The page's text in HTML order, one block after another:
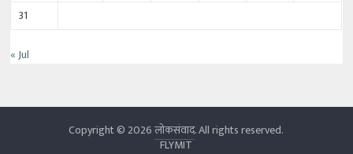
31
« Jul
Copyright © 2026लोकसंवाद. All rights reserved.
FLYMIT